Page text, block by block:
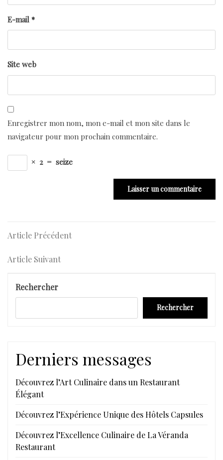
E-mail *
Site web
Enregistrer mon nom, mon e-mail et mon site dans le
navigateur pour mon prochain commentaire.
× 2 = seize
Navigation
de
Article
Article Précédent
Article
Article Suivant
Rechercher
Rechercher
Derniers messages
Découvrez l’Art Culinaire dans un Restaurant
Élégant
Découvrez l’Expérience Unique des Hôtels Capsules
Découvrez l’Excellence Culinaire de La Véranda
Restaurant